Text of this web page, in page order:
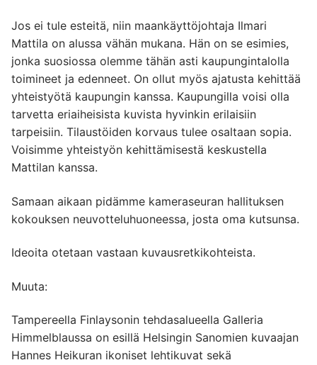
Jos ei tule esteitä, niin maankäyttöjohtaja Ilmari
Mattila on alussa vähän mukana. Hän on se esimies,
jonka suosiossa olemme tähän asti kaupungintalolla
toimineet ja edenneet. On ollut myös ajatusta kehittää
yhteistyötä kaupungin kanssa. Kaupungilla voisi olla
tarvetta eriaiheisista kuvista hyvinkin erilaisiin
tarpeisiin. Tilaustöiden korvaus tulee osaltaan sopia.
Voisimme yhteistyön kehittämisestä keskustella
Mattilan kanssa.
Samaan aikaan pidämme kameraseuran hallituksen
kokouksen neuvotteluhuoneessa, josta oma kutsunsa.
Ideoita otetaan vastaan kuvausretkikohteista.
Muuta:
Tampereella Finlaysonin tehdasalueella Galleria
Himmelblaussa on esillä Helsingin Sanomien kuvaajan
Hannes Heikuran ikoniset lehtikuvat sekä